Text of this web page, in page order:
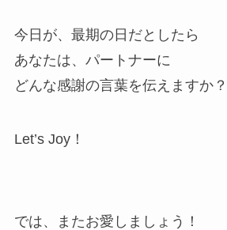
今日が、最期の日だとしたら
あなたは、パートナーに
どんな感謝の言葉を伝えますか？
Let’s Joy！
では、またお愛しましょう！